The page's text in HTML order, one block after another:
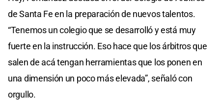
de Santa Fe en la preparación de nuevos talentos.
“Tenemos un colegio que se desarrolló y está muy
fuerte en la instrucción. Eso hace que los árbitros que
salen de acá tengan herramientas que los ponen en
una dimensión un poco más elevada”, señaló con
orgullo.